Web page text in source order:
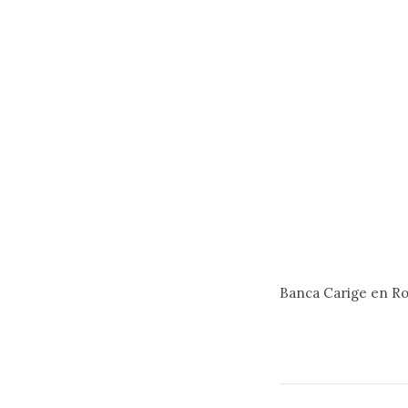
Banca Carige en